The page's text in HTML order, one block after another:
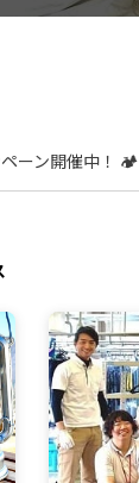
ーン開催中！ 🏕️